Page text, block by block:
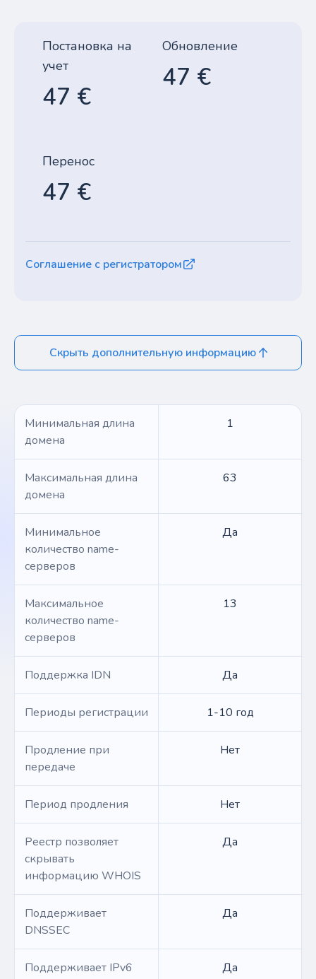
Постановка на
учет
47 €
Обновление
47 €
Перенос
47 €
Соглашение с регистратором
Скрыть дополнительную информацию
Минимальная длина
домена
1
Максимальная длина
домена
63
Минимальное
количество name-
серверов
Да
Максимальное
количество name-
серверов
13
Поддержка IDN Да
Периоды регистрации 1-10 год
Продление при
передаче
Нет
Период продления Нет
Реестр позволяет
скрывать
информацию WHOIS
Да
Поддерживает
DNSSEC
Да
Поддерживает IPv6 Да